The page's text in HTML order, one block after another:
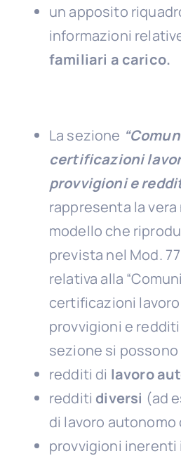
un apposito
informazioni
familiari a carico.
La sezione
certificazioni
provvigioni e
rappresenta la
modello che
prevista nel Mod.
relativa alla
certificazioni
provvigioni e redditi
sezione si possono
redditi di lavoro
redditi diversi (ad
di lavoro
provvigioni inerenti